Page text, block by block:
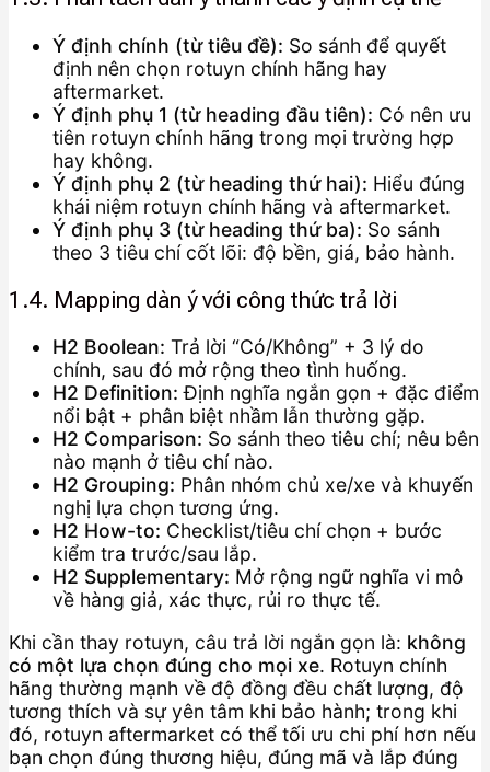
Ý định chính (từ tiêu đề): So sánh để quyết
định nên chọn rotuyn chính hãng hay
aftermarket.
Ý định phụ 1 (từ heading đầu tiên): Có nên ưu
tiên rotuyn chính hãng trong mọi trường hợp
hay không.
Ý định phụ 2 (từ heading thứ hai): Hiểu đúng
khái niệm rotuyn chính hãng và aftermarket.
Ý định phụ 3 (từ heading thứ ba): So sánh
theo 3 tiêu chí cốt lõi: độ bền, giá, bảo hành.
1.4. Mapping dàn ý với công thức trả lời
H2 Boolean: Trả lời “Có/Không” + 3 lý do
chính, sau đó mở rộng theo tình huống.
H2 Definition: Định nghĩa ngắn gọn + đặc điểm
nổi bật + phân biệt nhầm lẫn thường gặp.
H2 Comparison: So sánh theo tiêu chí; nêu bên
nào mạnh ở tiêu chí nào.
H2 Grouping: Phân nhóm chủ xe/xe và khuyến
nghị lựa chọn tương ứng.
H2 How-to: Checklist/tiêu chí chọn + bước
kiểm tra trước/sau lắp.
H2 Supplementary: Mở rộng ngữ nghĩa vi mô
về hàng giả, xác thực, rủi ro thực tế.
Khi cần thay rotuyn, câu trả lời ngắn gọn là: không
có một lựa chọn đúng cho mọi xe. Rotuyn chính
hãng thường mạnh về độ đồng đều chất lượng, độ
tương thích và sự yên tâm khi bảo hành; trong khi
đó, rotuyn aftermarket có thể tối ưu chi phí hơn nếu
bạn chọn đúng thương hiệu, đúng mã và lắp đúng